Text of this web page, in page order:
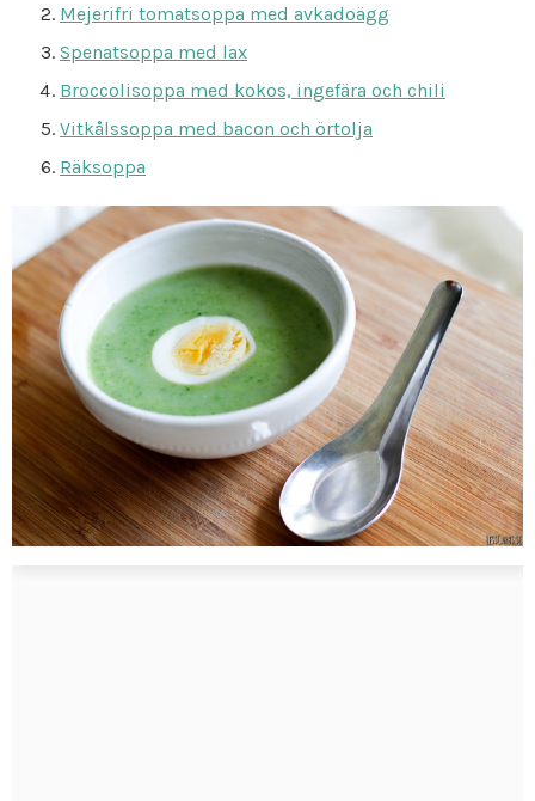
Mejerifri tomatsoppa med avkadoägg
Spenatsoppa med lax
Broccolisoppa med kokos, ingefära och chili
Vitkålssoppa med bacon och örtolja
Räksoppa